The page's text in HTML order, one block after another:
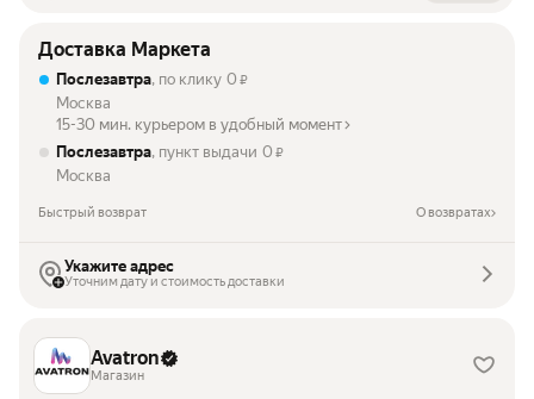
Доставка Маркета
Послезавтра, по клику 0 ₽
Москва
15-30 мин. курьером в удобный момент
Послезавтра, пункт выдачи 0 ₽
Москва
Быстрый возврат О возвратах
Укажите адрес
Уточним дату и стоимость доставки
Avatron
Магазин